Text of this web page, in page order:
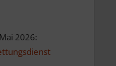
2026: